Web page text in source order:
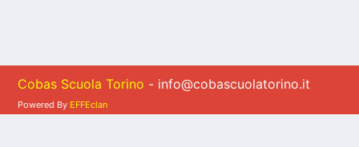
Cobas Scuola Torino - info@cobascuolatorino.it
Powered By EFFEclan